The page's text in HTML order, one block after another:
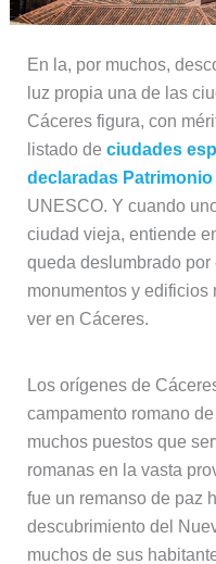
En la, por muchos,
luz propia una de las
Cáceres figura, con
listado de ciudades
declaradas Patrimonio
UNESCO. Y cuando
ciudad vieja, entiende
queda deslumbrado
monumentos y edificios
ver en Cáceres.
Los orígenes de
campamento romano
muchos puestos que
romanas en la vasta
fue un remanso de paz
descubrimiento del
muchos de sus